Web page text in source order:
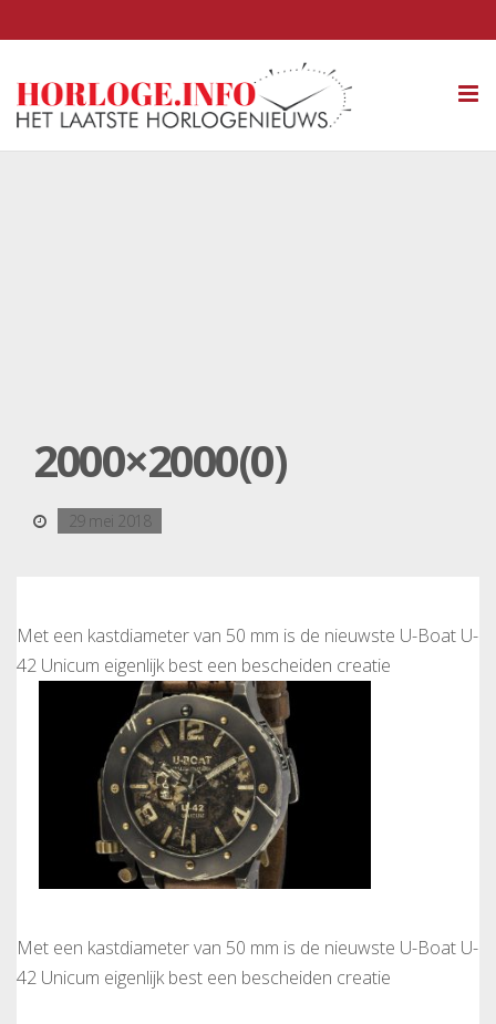
2000×2000(0)
29 mei 2018
Met een kastdiameter van 50 mm is de nieuwste U-Boat U-
42 Unicum eigenlijk best een bescheiden creatie
Met een kastdiameter van 50 mm is de nieuwste U-Boat U-
42 Unicum eigenlijk best een bescheiden creatie